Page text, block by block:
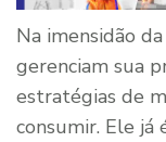
Na imensidão
gerenciam sua
estratégias de
consumir. Ele